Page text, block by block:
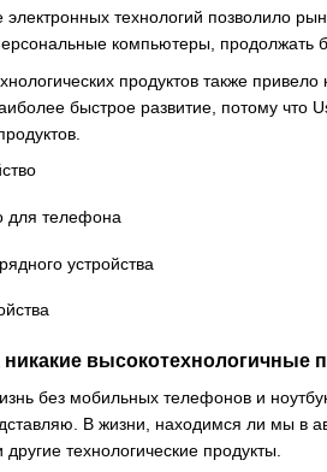
электронных технологий позволило
компьютеры, продолжать
продуктов также
быстрое развитие, потому что
никакие
без мобильных телефонов и
В жизни, находимся ли мы в
технологические продукты.